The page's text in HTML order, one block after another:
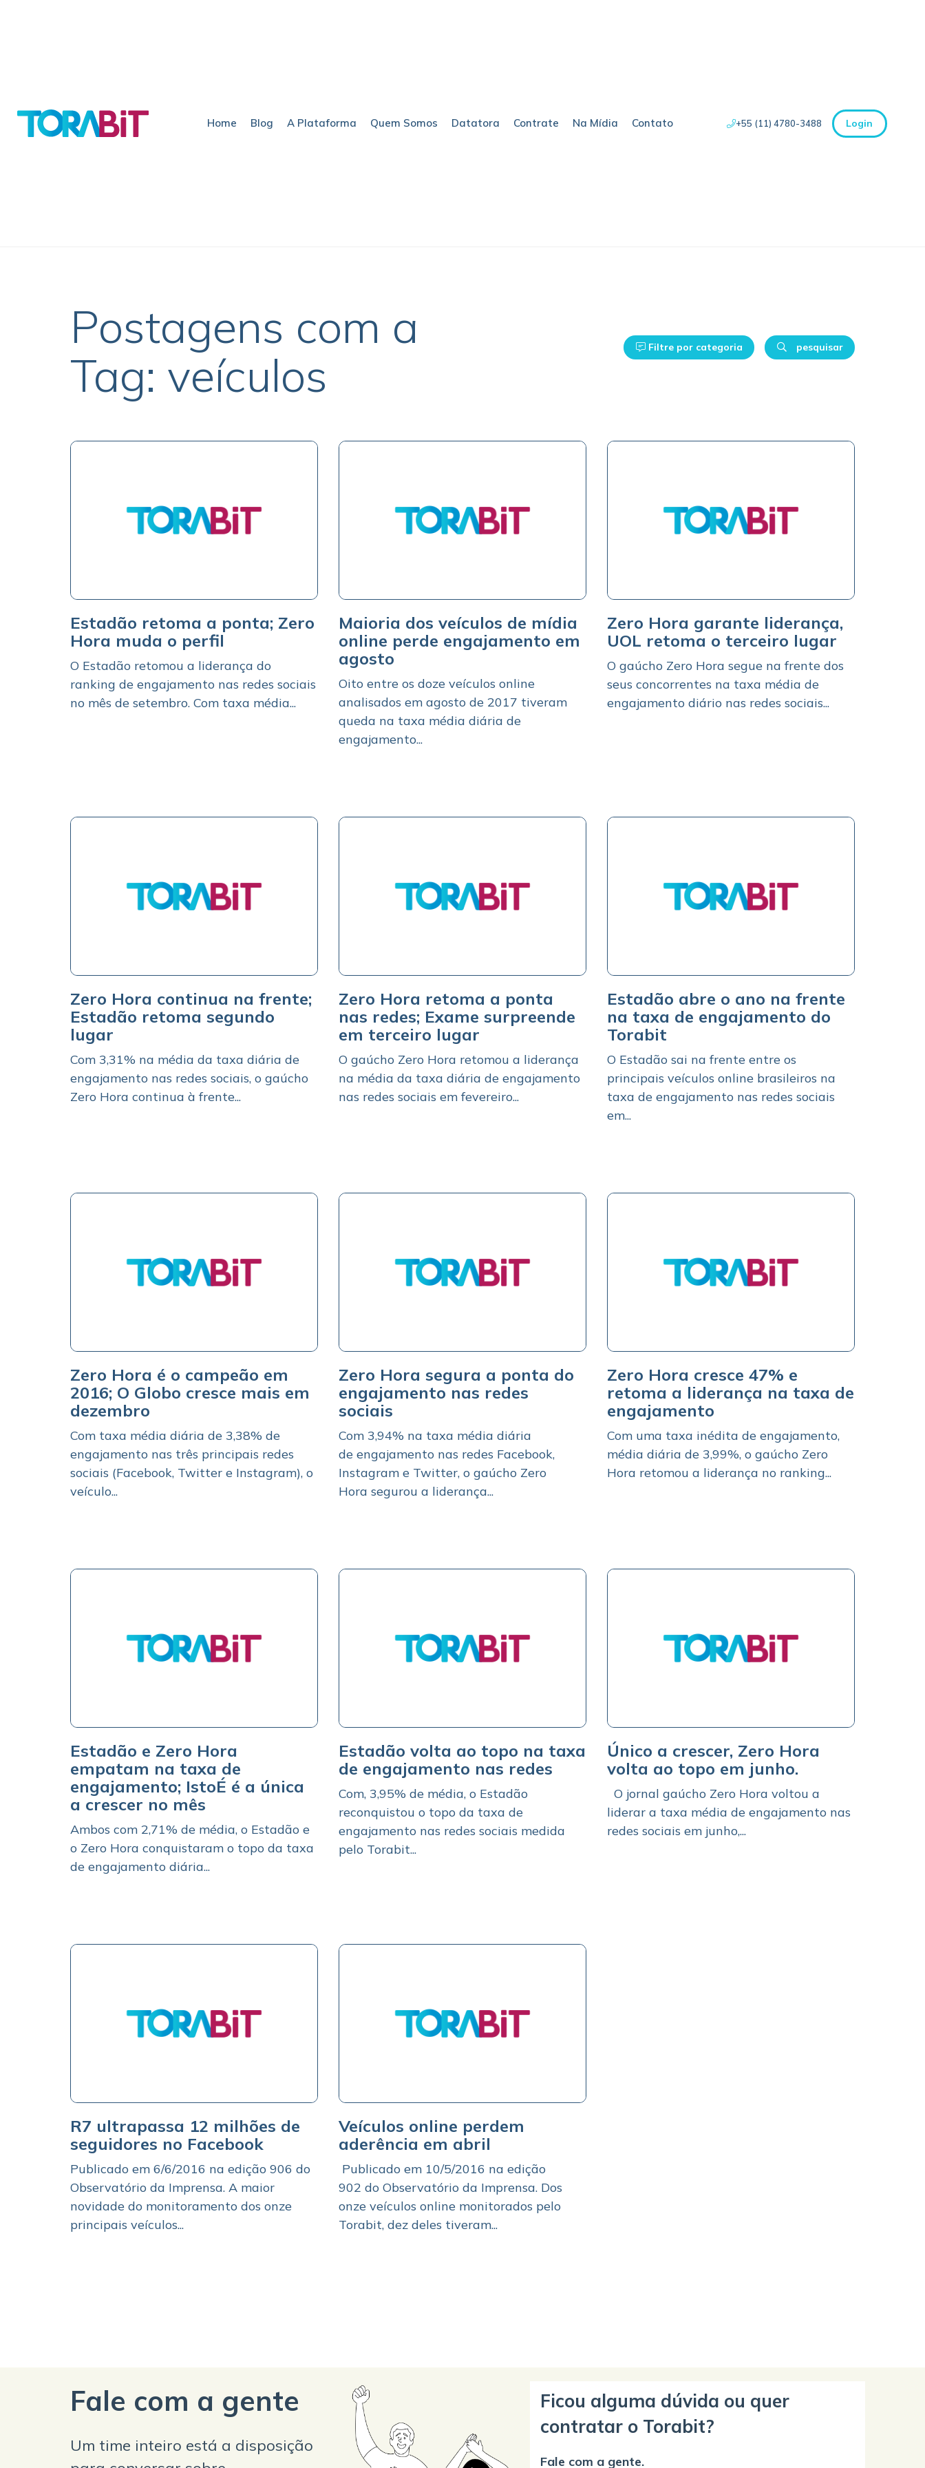
Home Blog A Plataforma Quem Somos Datatora Contrate Na Mídia Contato +55 (11) 4780-3488 Login
Postagens com a
Tag: veículos
Filtre por categoria pesquisar
Estadão retoma a ponta; Zero
Hora muda o perfil
O Estadão retomou a liderança do
ranking de engajamento nas redes sociais
no mês de setembro. Com taxa média...
Maioria dos veículos de mídia
online perde engajamento em
agosto
Oito entre os doze veículos online
analisados em agosto de 2017 tiveram
queda na taxa média diária de
engajamento...
Zero Hora garante liderança,
UOL retoma o terceiro lugar
O gaúcho Zero Hora segue na frente dos
seus concorrentes na taxa média de
engajamento diário nas redes sociais...
Zero Hora continua na frente;
Estadão retoma segundo
lugar
Com 3,31% na média da taxa diária de
engajamento nas redes sociais, o gaúcho
Zero Hora continua à frente...
Zero Hora retoma a ponta
nas redes; Exame surpreende
em terceiro lugar
O gaúcho Zero Hora retomou a liderança
na média da taxa diária de engajamento
nas redes sociais em fevereiro...
Estadão abre o ano na frente
na taxa de engajamento do
Torabit
O Estadão sai na frente entre os
principais veículos online brasileiros na
taxa de engajamento nas redes sociais
em...
Zero Hora é o campeão em
2016; O Globo cresce mais em
dezembro
Com taxa média diária de 3,38% de
engajamento nas três principais redes
sociais (Facebook, Twitter e Instagram), o
veículo...
Zero Hora segura a ponta do
engajamento nas redes
sociais
Com 3,94% na taxa média diária
de engajamento nas redes Facebook,
Instagram e Twitter, o gaúcho Zero
Hora segurou a liderança...
Zero Hora cresce 47% e
retoma a liderança na taxa de
engajamento
Com uma taxa inédita de engajamento,
média diária de 3,99%, o gaúcho Zero
Hora retomou a liderança no ranking...
Estadão e Zero Hora
empatam na taxa de
engajamento; IstoÉ é a única
a crescer no mês
Ambos com 2,71% de média, o Estadão e
o Zero Hora conquistaram o topo da taxa
de engajamento diária...
Estadão volta ao topo na taxa
de engajamento nas redes
Com, 3,95% de média, o Estadão
reconquistou o topo da taxa de
engajamento nas redes sociais medida
pelo Torabit...
Único a crescer, Zero Hora
volta ao topo em junho.
O jornal gaúcho Zero Hora voltou a
liderar a taxa média de engajamento nas
redes sociais em junho,...
R7 ultrapassa 12 milhões de
seguidores no Facebook
Publicado em 6/6/2016 na edição 906 do
Observatório da Imprensa. A maior
novidade do monitoramento dos onze
principais veículos...
Veículos online perdem
aderência em abril
Publicado em 10/5/2016 na edição
902 do Observatório da Imprensa. Dos
onze veículos online monitorados pelo
Torabit, dez deles tiveram...
Fale com a gente
Um time inteiro está a disposição
Ficou alguma dúvida ou quer
contratar o Torabit?
Fale com a gente.